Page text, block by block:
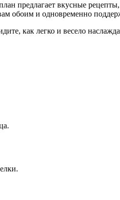
предлагает вкусные
обоим и одновременно
как легко и весело